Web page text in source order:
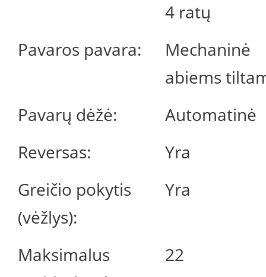
4 ratų
Pavaros pavara:
Mechaninė
abiems
Pavarų dėžė:
Automatinė
Reversas:
Yra
Greičio pokytis
(vėžlys):
Yra
Maksimalus
22